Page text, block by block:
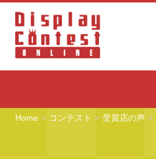
Home コンテスト 受賞店の声